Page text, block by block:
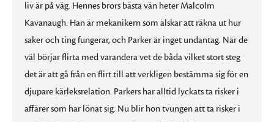
liv är på väg. Hennes brors bästa vän heter Malcolm
Kavanaugh. Han är mekanikern som älskar att räkna ut hur
saker och ting fungerar, och Parker är inget undantag. När de
väl börjar flirta med varandera vet de båda vilket stort steg
det är att gå från en flirt till att verkligen bestämma sig för en
djupare kärleksrelation. Parkers har alltid lyckats ta risker i
affärer som har lönat sig. Nu blir hon tvungen att ta risker i